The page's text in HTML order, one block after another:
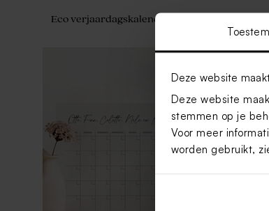
Deze website
Deze website
stemmen op je
Voor meer
worden gebruikt,
Eco verjaardagskalender met foto's